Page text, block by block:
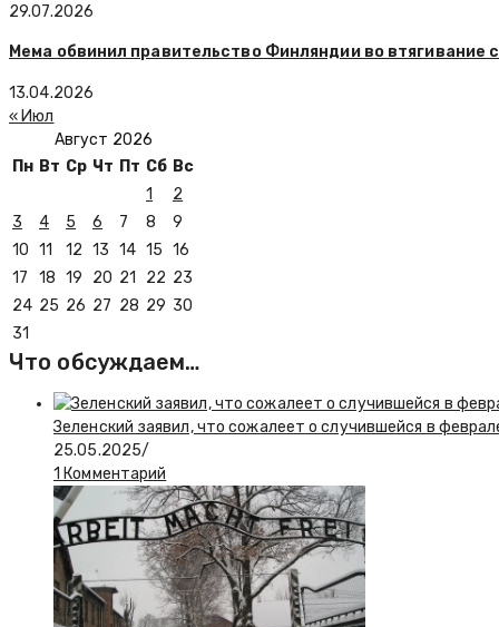
29.07.2026
Мема обвинил правительство Финляндии во втягивание
13.04.2026
« Июл
Август 2026
Пн Вт Ср Чт Пт Сб Вс
1
2
3
4 5 6 7 8
9
10 11 12 13 14 15 16
17
18 19 20 21 22 23
24 25 26 27 28 29 30
31
Что обсуждаем…
Зеленский заявил, что сожалеет о случившейся в
25.05.2025/
1 Комментарий